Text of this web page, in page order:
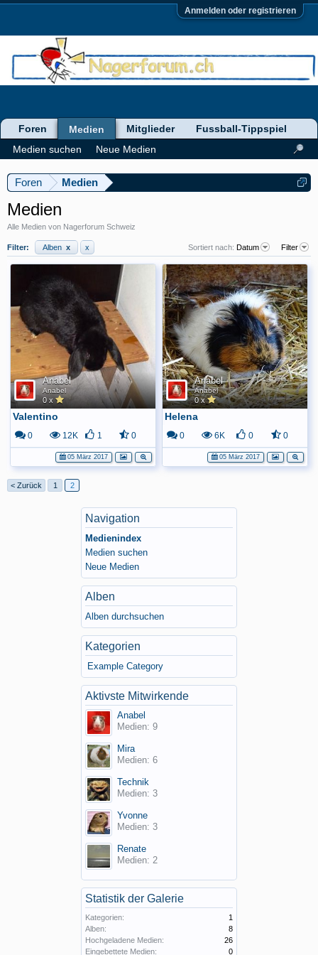
Anmelden oder registrieren
Foren Medien
Medien
Alle Medien von Nagerforum Schweiz
Filter: Alben x x Sortiert nach: Datum Filter
Anabel
Anabel
0 x
Valentino
0 12K 1 0
05 März 2017
Anabel
Anabel
0 x
Helena
0 6K 0 0
05 März 2017
< Zurück 1 2
Navigation
Medienindex
Medien suchen
Neue Medien
Alben
Alben durchsuchen
Kategorien
Example Category
Aktivste Mitwirkende
Anabel
Medien: 9
Mira
Medien: 6
Technik
Medien: 3
Yvonne
Medien: 3
Renate
Medien: 2
Statistik der Galerie
Kategorien:
1
Alben:
8
Hochgeladene Medien:
26
Eingebettete Medien:
0
Foren
Medien
Medien suchen
Neue Medien
Mitglieder Fussball-Tippspiel